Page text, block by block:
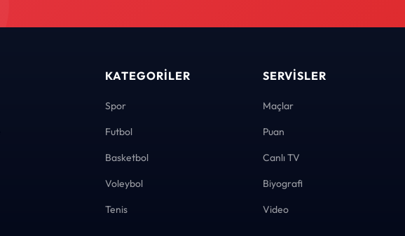
KATEGORILER
Spor
Futbol
Basketbol
Voleybol
Tenis
SERVISLER
Maçlar
Puan
Canlı TV
Biyografi
Video